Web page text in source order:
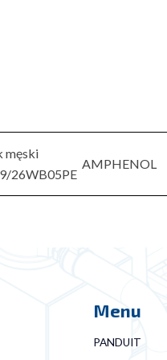
męski
26WB05PE
AMPHENOL
Menu
PANDUIT